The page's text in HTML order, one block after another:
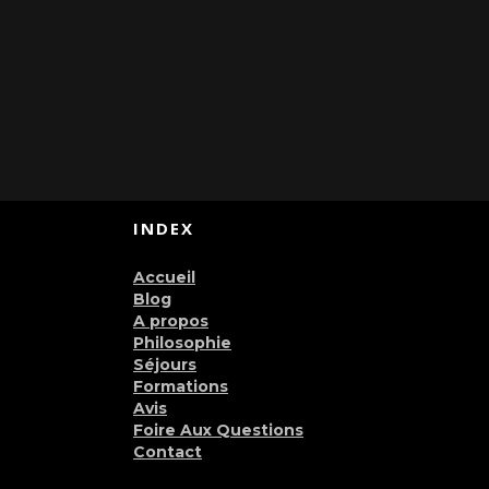
INDEX
Accueil
Blog
A propos
Philosophie
Séjours
Formations
Avis
Foire Aux Questions
Contact